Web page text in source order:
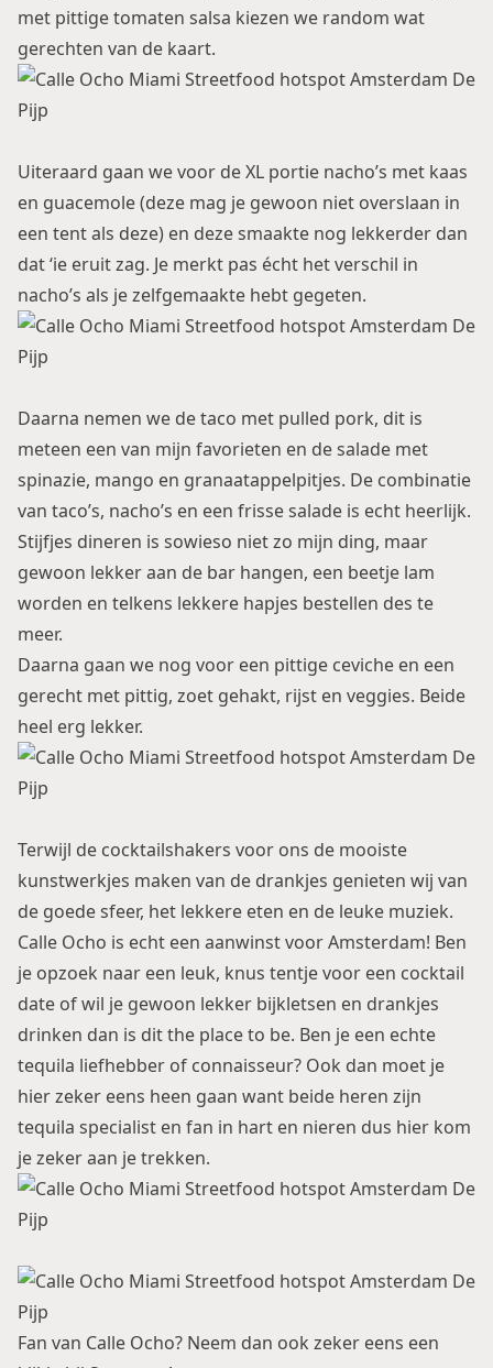
met pittige tomaten salsa kiezen we random wat
gerechten van de kaart.
Uiteraard gaan we voor de XL portie nacho’s met kaas
en guacemole (deze mag je gewoon niet overslaan in
een tent als deze) en deze smaakte nog lekkerder dan
dat ‘ie eruit zag. Je merkt pas écht het verschil in
nacho’s als je zelfgemaakte hebt gegeten.
Daarna nemen we de taco met pulled pork, dit is
meteen een van mijn favorieten en de salade met
spinazie, mango en granaatappelpitjes. De combinatie
van taco’s, nacho’s en een frisse salade is echt heerlijk.
Stijfjes dineren is sowieso niet zo mijn ding, maar
gewoon lekker aan de bar hangen, een beetje lam
worden en telkens lekkere hapjes bestellen des te
meer.
Daarna gaan we nog voor een pittige ceviche en een
gerecht met pittig, zoet gehakt, rijst en veggies. Beide
heel erg lekker.
Terwijl de cocktailshakers voor ons de mooiste
kunstwerkjes maken van de drankjes genieten wij van
de goede sfeer, het lekkere eten en de leuke muziek.
Calle Ocho is echt een aanwinst voor Amsterdam! Ben
je opzoek naar een leuk, knus tentje voor een cocktail
date of wil je gewoon lekker bijkletsen en drankjes
drinken dan is dit the place to be. Ben je een echte
tequila liefhebber of connaisseur? Ook dan moet je
hier zeker eens heen gaan want beide heren zijn
tequila specialist en fan in hart en nieren dus hier kom
je zeker aan je trekken.
Fan van Calle Ocho? Neem dan ook zeker eens een